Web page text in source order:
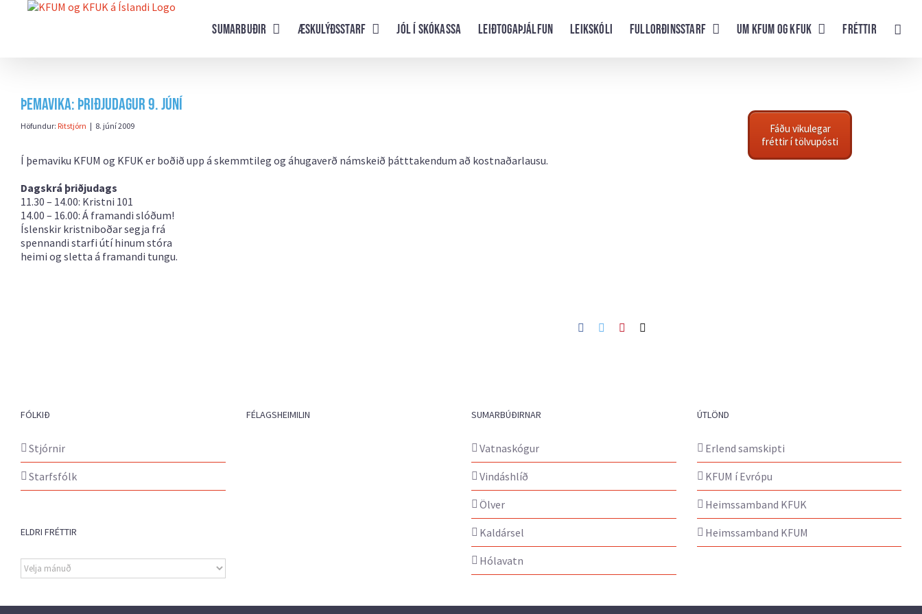
Sumarbuðir Æskulýðsstarf Jól í skókassa Leiðtogaþjálfun Leikskóli Fullorðinsstarf UM KFUM og KFUK Fréttir
Þemavika: þriðjudagur 9. júní
Höfundur: Ritstjórn | 8. júní 2009
Í þemaviku KFUM og KFUK er boðið upp á skemmtileg og áhugaverð námskeið þátttakendum að kostnaðarlausu.
Dagskrá þriðjudags
11.30 – 14.00: Kristni 101
14.00 – 16.00: Á framandi slóðum!
Íslenskir kristniboðar segja frá
spennandi starfi útí hinum stóra
heimi og sletta á framandi tungu.
Facebook
TwitterPinterest
Fáðu vikulegar
fréttir í tölvupósti
FÓLKIÐ
Stjórnir
Starfsfólk
ELDRI FRÉTTIR
Eldri
fréttir
FÉLAGSHEIMILIN SUMARBÚÐIRNAR
Vatnaskógur
Vindáshlíð
Ölver
Kaldársel
Hólavatn
ÚTLÖND
Erlend samskipti
KFUM í Evrópu
Heimssamband KFUK
Heimssamband KFUM